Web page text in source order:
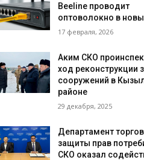
Beeline проводит
оптоволокно в
17 февраля, 2026
Аким СКО
ход реконструкции
сооружений в
районе
29 декабря, 2025
Департамент
защиты прав
СКО оказал